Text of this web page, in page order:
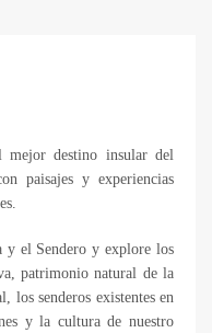
mejor destino insular del
paisajes y experiencias
y el Sendero y explore los
patrimonio natural de la
los senderos existentes en
y la cultura de nuestro